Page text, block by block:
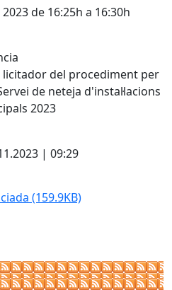
de 16:25h a 16:30h
licitador del procediment per
de neteja d'instal·lacions
2023
| 09:29
(159.9KB)